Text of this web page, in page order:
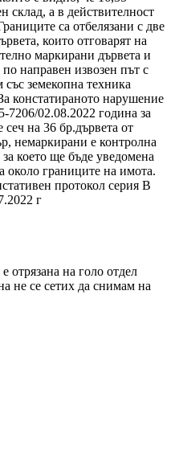
склад, а в действителност
са отбелязани с две
които отговарят на
маркирани дървета и
направен извозен път с
земекопна техника
констатираното нарушение
02.08.2022 година за
на 36 бр.дървета от
немаркирани е контролна
което ще бъде уведомена
около границите на имота.
протокол серия В
г
отрязана на голо отдел
не се сетих да снимам на